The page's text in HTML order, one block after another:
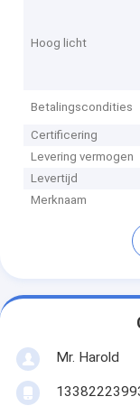
Hoog licht
Betalingscondities
Certificering
Levering vermogen
Levertijd
Merknaam
Mr. Harold